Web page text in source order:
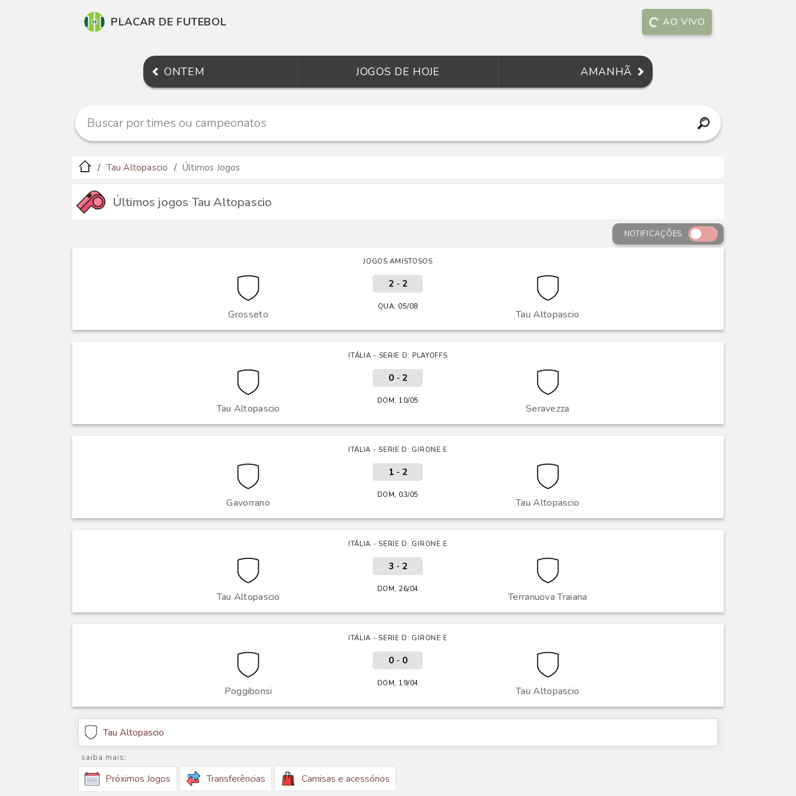
PLACAR DE FUTEBOL AO VIVO
ONTEM JOGOS DE HOJE AMANHÃ
Tau Altopascio Últimos Jogos
Últimos jogos Tau Altopascio
NOTIFICAÇÕES
JOGOS AMISTOSOS
Grosseto Tau Altopascio
2- 2
QUA, 05/08
ITÁLIA - SERIE D: PLAYOFFS
Tau Altopascio Seravezza
0- 2
DOM, 10/05
ITÁLIA - SERIE D: GIRONE E
Gavorrano Tau Altopascio
1- 2
DOM, 03/05
ITÁLIA - SERIE D: GIRONE E
Tau Altopascio Terranuova Traiana
3 - 2
DOM, 26/04
ITÁLIA - SERIE D: GIRONE E
Poggibonsi Tau Altopascio
0- 0
DOM, 19/04
Tau Altopascio
saiba mais:
Próximos Jogos Transferências Camisas e acessórios